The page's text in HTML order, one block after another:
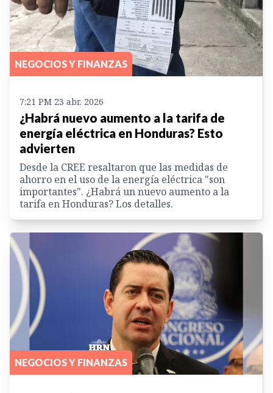
NEGOCIOS Y FINANZAS
7:21 PM 23 abr. 2026
¿Habrá nuevo aumento a la tarifa de
energía eléctrica en Honduras? Esto
advierten
Desde la CREE resaltaron que las medidas de
ahorro en el uso de la energía eléctrica "son
importantes". ¿Habrá un nuevo aumento a la
tarifa en Honduras? Los detalles.
NEGOCIOS Y FINANZAS